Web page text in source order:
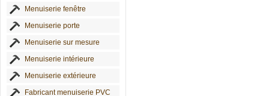
Menuiserie fenêtre
Menuiserie porte
Menuiserie sur mesure
Menuiserie intérieure
Menuiserie extérieure
Fabricant menuiserie PVC